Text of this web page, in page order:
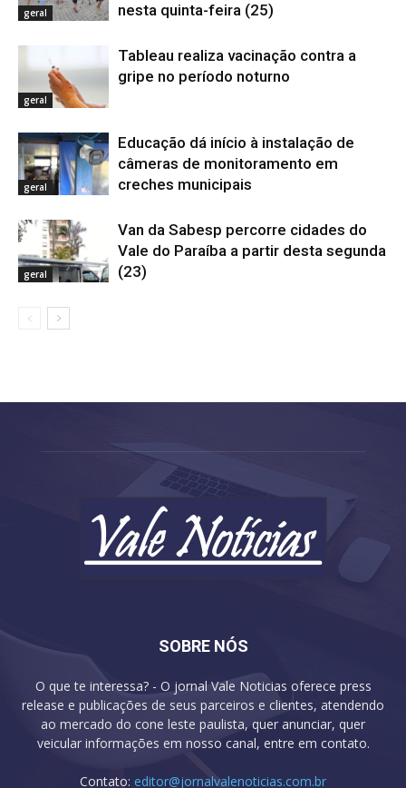
geral
nesta quinta-feira (25)
geral
Tableau realiza vacinação contra a
gripe no período noturno
geral
Educação dá início à instalação de
câmeras de monitoramento em
creches municipais
geral
Van da Sabesp percorre cidades do
Vale do Paraíba a partir desta segunda
(23)
SOBRE NÓS
O que te interessa? - O jornal Vale Noticias oferece press
release e publicações de seus parceiros e clientes, atendendo
ao mercado do cone leste paulista, quer anunciar, quer
veicular informações em nosso canal, entre em contato.
Contato: editor@jornalvalenoticias.com.br